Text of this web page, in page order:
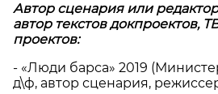
Автор сценария или
автор текстов докпроектов,
проектов:
- «Люди барса» 2019
д\ф, автор сценария,